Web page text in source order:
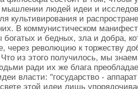
мышлении людей идеи и
культивирования и
В коммунистическом
богатых и бедных, зла и добра,
через революцию к торжеству
Что из этого получилось, мы
ради их же блага
власти: "государство -
свете этой идеи лишь